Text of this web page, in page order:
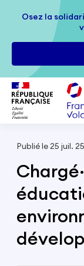
Passer au contenu
Osez la
Osez la
Publié le 25 juil. 25